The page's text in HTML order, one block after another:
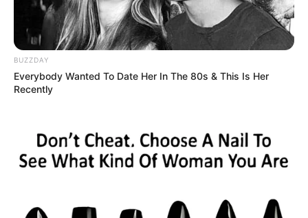
BUZZDAY
Everybody Wanted To Date Her In The 80s & This Is Her
Recently